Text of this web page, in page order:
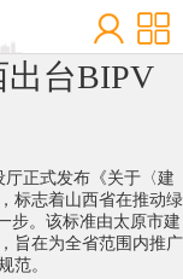
出台BIPV
厅正式发布《关于〈建
标志着山西省在推动绿
步。该标准由太原市建
旨在为全省范围内推广
范。